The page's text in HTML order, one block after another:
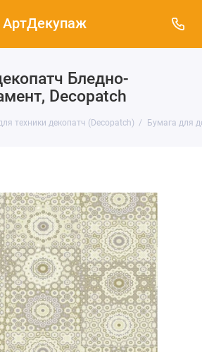
АртДекупаж
Бледно-
Decopatch
техники декопатч (Decopatch) Бумага для